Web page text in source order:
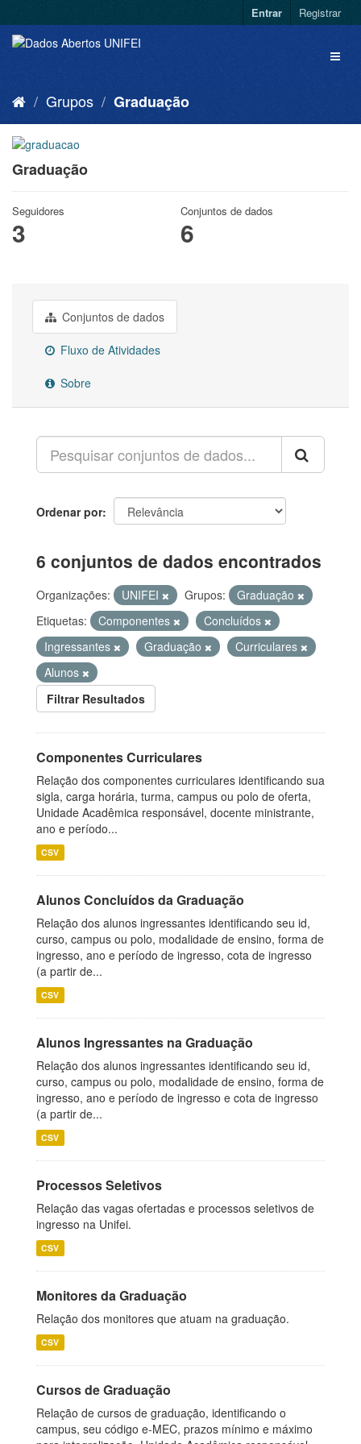
Entrar Registrar
Grupos Graduação
Graduação
Seguidores
3
Conjuntos de dados
6
Conjuntos de dados
Fluxo de Atividades
Sobre
Ordenar por
6 conjuntos de dados encontrados
Organizações: UNIFEI Grupos:
Graduação
Etiquetas:
Componentes
Concluídos
Ingressantes
Graduação
Curriculares
Alunos
Filtrar Resultados
Componentes Curriculares
Relação dos componentes curriculares identificando sua
sigla, carga horária, turma, campus ou polo de oferta,
Unidade Acadêmica responsável, docente ministrante,
ano e período...
CSV
Alunos Concluídos da Graduação
Relação dos alunos ingressantes identificando seu id,
curso, campus ou polo, modalidade de ensino, forma de
ingresso, ano e período de ingresso, cota de ingresso
(a partir de...
CSV
Alunos Ingressantes na Graduação
Relação dos alunos ingressantes identificando seu id,
curso, campus ou polo, modalidade de ensino, forma de
ingresso, ano e período de ingresso e cota de ingresso
(a partir de...
CSV
Processos Seletivos
Relação das vagas ofertadas e processos seletivos de
ingresso na Unifei.
CSV
Monitores da Graduação
Relação dos monitores que atuam na graduação.
CSV
Cursos de Graduação
Relação de cursos de graduação, identificando o
campus, seu código e-MEC, prazos mínimo e máximo